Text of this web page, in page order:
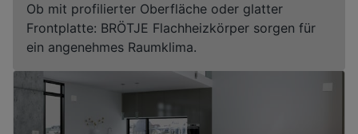
Ob mit profilierter Oberfläche oder glatter
Frontplatte: BRÖTJE Flachheizkörper sorgen für
ein angenehmes Raumklima.